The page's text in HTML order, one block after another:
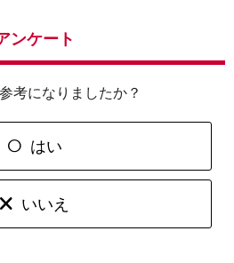
ンケート
考になりましたか？
はい
いいえ